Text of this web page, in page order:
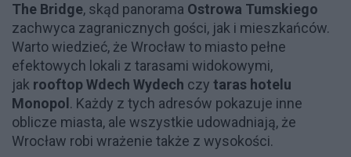
The Bridge, skąd panorama Ostrowa Tumskiego
zachwyca zagranicznych gości, jak i mieszkańców.
Warto wiedzieć, że Wrocław to miasto pełne
efektowych lokali z tarasami widokowymi,
jak rooftop Wdech Wydech czy taras hotelu
Monopol . Każdy z tych adresów pokazuje inne
oblicze miasta, ale wszystkie udowadniają, że
Wrocław robi wrażenie także z wysokości.